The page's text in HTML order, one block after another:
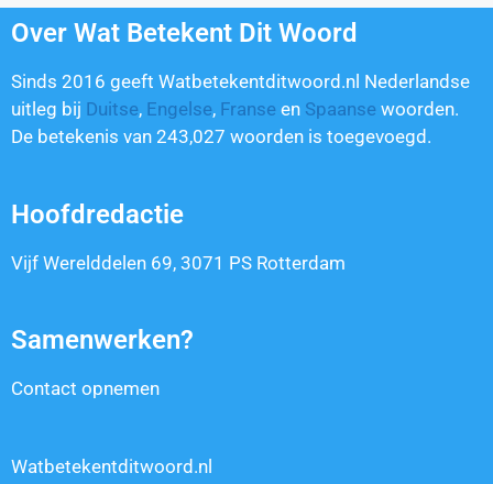
Over Wat Betekent Dit Woord
Sinds 2016 geeft Watbetekentditwoord.nl Nederlandse
uitleg bij Duitse, Engelse, Franse en Spaanse woorden.
De betekenis van 243,027 woorden is toegevoegd.
Hoofdredactie
Vijf Werelddelen 69, 3071 PS Rotterdam
Samenwerken?
Contact opnemen
Watbetekentditwoord.nl